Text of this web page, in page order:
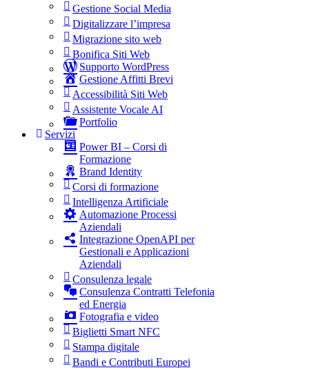
Gestione Social Media
Digitalizzare l’impresa
Migrazione sito web
Bonifica Siti Web
Supporto WordPress
Gestione Affitti Brevi
Accessibilità Siti Web
Assistente Vocale AI
Portfolio
Servizi
Power BI – Corsi di
Formazione
Brand Identity
Corsi di formazione
Intelligenza Artificiale
Automazione Processi
Aziendali
Integrazione OpenAPI per
Gestionali e Applicazioni
Aziendali
Consulenza legale
Consulenza Contratti Telefonia
ed Energia
Fotografia e video
Biglietti Smart NFC
Stampa digitale
Bandi e Contributi Europei